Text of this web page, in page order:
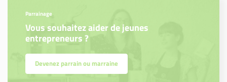
Parrainage
Vous souhaitez aider de jeunes
entrepreneurs ?
Devenez parrain ou marraine